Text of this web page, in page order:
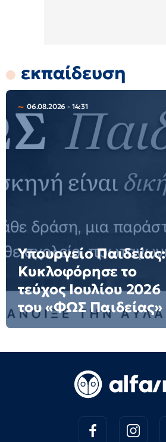
εκπαίδευση
06.08.2026 - 14:31
Υπουργείο Παιδείας:
Κυκλοφόρησε το
τεύχος Ιουλίου 2026
του «ΦΩΣ Παιδείας»